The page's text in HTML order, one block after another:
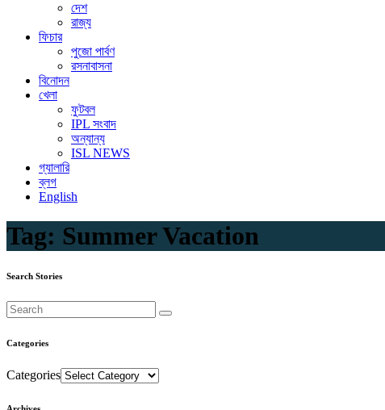
দেশ
রাজ্য
ফিচার
পুজো পার্বণ
রসনাবাসনা
বিনোদন
খেলা
ফুটবল
IPL সংবাদ
অন্যান্য
ISL NEWS
গ্যালারি
ব্লগ
English
Tag: Summer Vacation
Search Stories
Categories
Categories